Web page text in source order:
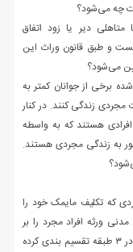
چه می‌شود؟
دیر یا زود اتفاق
و طبق قانون وراث این
می‌شود؟
برخی از جوانان کمتر به
زندگی کنند. در کنار
هستند که به واسطه
به زندگی مجردی هستند.
که تکلیف مایمک خود را
مشخص کرده است. ماده ۸۶۲ قانون مدنی ورثه افراد مجرد را بر
اساس درجه نزدیکی به متوفی تعیین کرده و آن‌ها را در ۳ طبقه تقسیم بندی کرده